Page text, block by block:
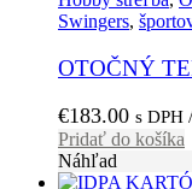
Swingers,
OTOČNÝ
€183.00 s DPH /
Pridať do košíka
Náhľad